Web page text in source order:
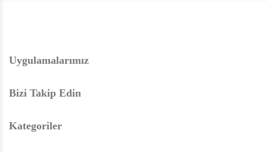
Uygulamalarımız
Bizi Takip Edin
Kategoriler